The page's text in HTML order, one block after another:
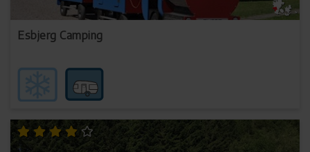
Vandland/pool
Esbjerg Camping